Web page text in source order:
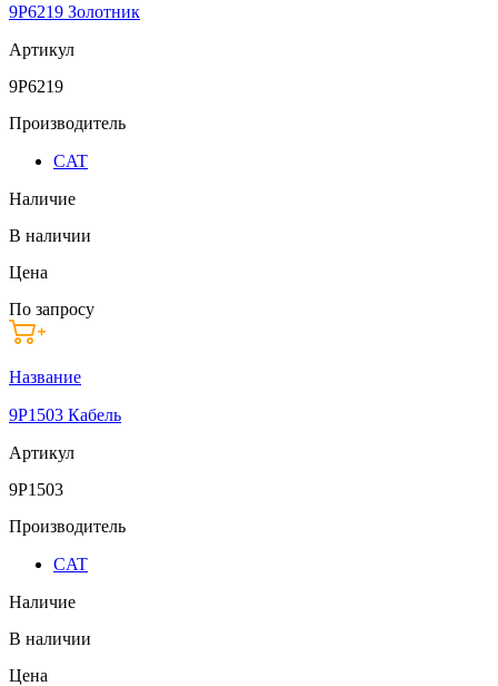
9P6219 Золотник
Артикул
9P6219
Производитель
CAT
Наличие
В наличии
Цена
По запросу
Название
9P1503 Кабель
Артикул
9P1503
Производитель
CAT
Наличие
В наличии
Цена